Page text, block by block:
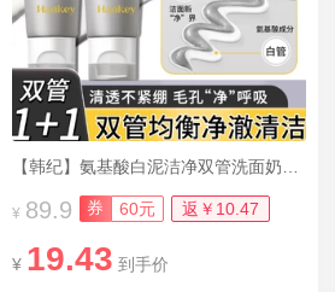
¥ 89.9 券 60元 返￥10.47
¥ 19.43 到手价